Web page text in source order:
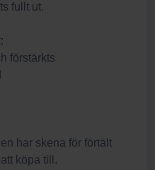
fullt ut.
förstärkts
har skena för förtält
köpa till.